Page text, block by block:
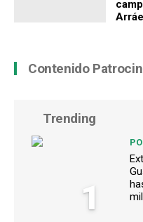
Contenido
Trending
1